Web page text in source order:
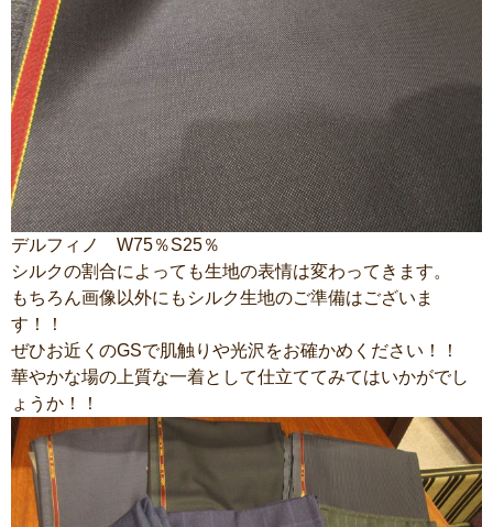
デルフィノ W75％S25％
シルクの割合によっても生地の表情は変わってきます。
もちろん画像以外にもシルク生地のご準備はございま
す！！
ぜひお近くのGSで肌触りや光沢をお確かめください！！
華やかな場の上質な一着として仕立ててみてはいかがでし
ょうか！！